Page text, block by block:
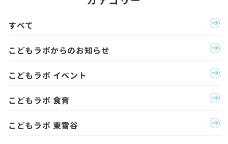
すべて
こどもラボからのお知らせ
こどもラボ イベント
こどもラボ 食育
こどもラボ 東雪谷